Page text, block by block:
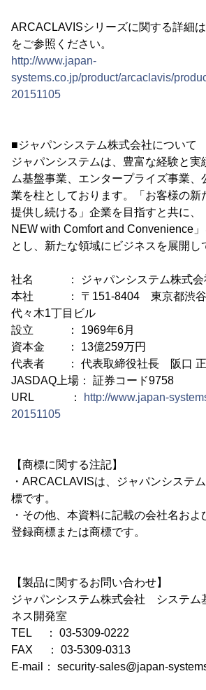
ARCACLAVISシリーズに関する詳細
をご参照ください。
http://www.japan-
systems.co.jp/product/arcaclavis/
20151105
■ジャパンシステム株式会社について
ジャパンシステムは、豊富な経験と実
ム基盤事業、エンタープライズ事業、
業を柱としております。「お客様の新
提供し続ける」企業を目指すと共に、
NEW with Comfort and Convenience
とし、新たな領域にビジネスを展開し
社名 ： ジャパンシステム株式会
本社 ： 〒151-8404 東京都渋谷
代々木1丁目ビル
設立 ： 1969年6月
資本金 ： 13億259万円
代表者 ： 代表取締役社長 阪口 正
JASDAQ上場： 証券コード9758
URL ：
http://www.japan-
20151105
【商標に関する注記】
・ARCACLAVISは、ジャパンシステ
標です。
・その他、本資料に記載の会社名お
登録商標または商標です。
【製品に関するお問い合わせ】
ジャパンシステム株式会社 システ
ネス開発室
TEL ： 03-5309-0222
FAX ： 03-5309-0313
E-mail： security-sales@japan-